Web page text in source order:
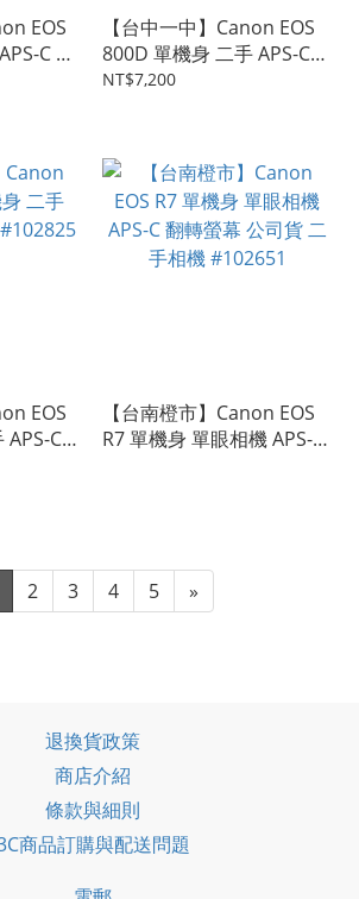
EOS
C 單
【台中一中】Canon EOS
800D 單機身 二手 APS-C
佳能 單眼相機 #108421
NT$7,200
EOS
APS-C
【台南橙市】Canon EOS
R7 單機身 單眼相機 APS-C
2 3 4 5 »
退換貨政策
商店介紹
條款與細則
商品訂購與配送問題